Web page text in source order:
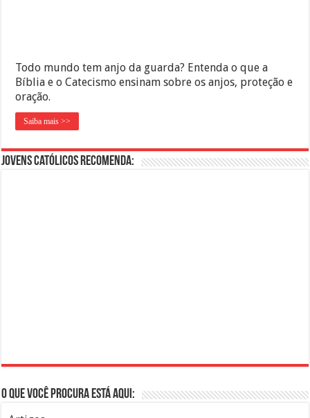
Todo mundo tem anjo da guarda? Entenda o que a
Bíblia e o Catecismo ensinam sobre os anjos, proteção e
oração.
Saiba mais >>
Jovens Católicos Recomenda:
O que você procura está aqui: